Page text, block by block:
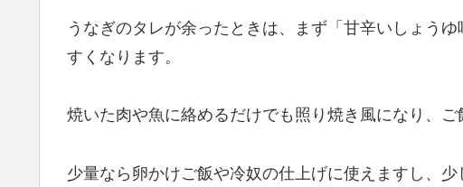
うなぎのタレが余ったときは、まず「甘辛いしょう
すくなります。
焼いた肉や魚に絡めるだけでも照り焼き風になり、ご
少量なら卵かけご飯や冷奴の仕上げに使えますし、